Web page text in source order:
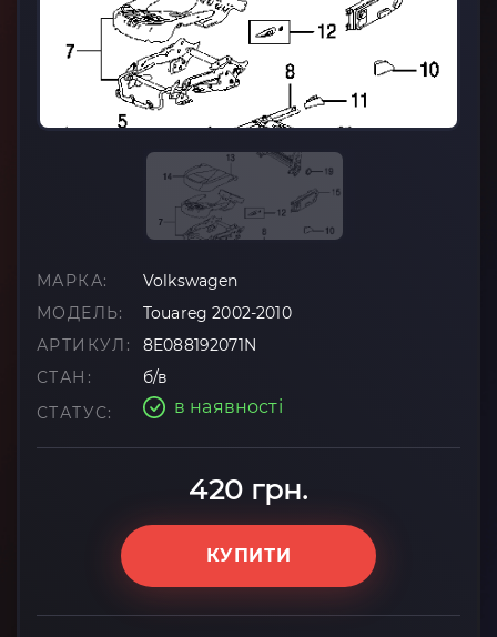
МАРКА:
Volkswagen
МОДЕЛЬ:
Touareg 2002-2010
АРТИКУЛ:
8E088192071N
СТАН:
б/в
СТАТУС:
в наявності
420 грн.
КУПИТИ